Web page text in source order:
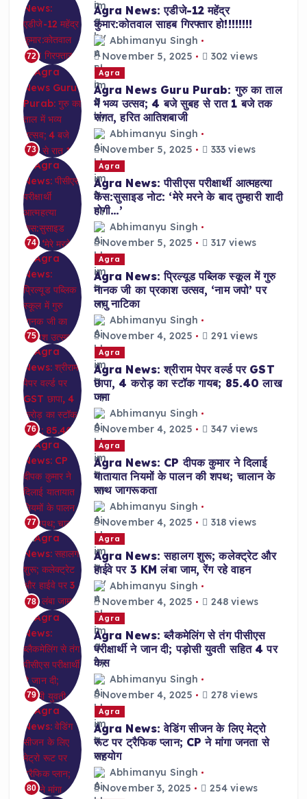
72
Agra News: एडीजे-12 महेंद्र
कुमार:कोतवाल साहब गिरफ्तार हो!!!!!!!!
Abhimanyu Singh
November 5, 2025
302 views
73
Agra
Agra News Guru Purab: गुरु का ताल
में भव्य उत्सव; 4 बजे सुबह से रात 1 बजे तक
संगत, हरित आतिशबाजी
Abhimanyu Singh
November 5, 2025
333 views
74
Agra
Agra News: पीसीएस परीक्षार्थी आत्महत्या
केस:सुसाइड नोट: ‘मेरे मरने के बाद तुम्हारी शादी
होगी…’
Abhimanyu Singh
November 5, 2025
317 views
75
Agra
Agra News: प्रिल्यूड पब्लिक स्कूल में गुरु
नानक जी का प्रकाश उत्सव, ‘नाम जपो’ पर
लघु नाटिका
Abhimanyu Singh
November 4, 2025
291 views
76
Agra
Agra News: श्रीराम पेपर वर्ल्ड पर GST
छापा, 4 करोड़ का स्टॉक गायब; 85.40 लाख
जमा
Abhimanyu Singh
November 4, 2025
347 views
77
Agra
Agra News: CP दीपक कुमार ने दिलाई
यातायात नियमों के पालन की शपथ; चालान के
साथ जागरूकता
Abhimanyu Singh
November 4, 2025
318 views
78
Agra
Agra News: सहालग शुरू; कलेक्ट्रेट और
हाईवे पर 3 KM लंबा जाम, रेंग रहे वाहन
Abhimanyu Singh
November 4, 2025
248 views
79
Agra
Agra News: ब्लैकमेलिंग से तंग पीसीएस
परीक्षार्थी ने जान दी; पड़ोसी युवती सहित 4 पर
केस
Abhimanyu Singh
November 4, 2025
278 views
80
Agra
Agra News: वेडिंग सीजन के लिए मेट्रो
रूट पर ट्रैफिक प्लान; CP ने मांगा जनता से
सहयोग
Abhimanyu Singh
November 3, 2025
254 views